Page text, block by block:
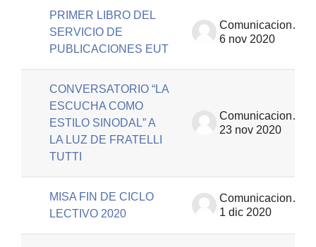
PRIMER LIBRO DEL
SERVICIO DE
PUBLICACIONES EUT
Comunicaciones | EUT
6 nov 2020
CONVERSATORIO “LA
ESCUCHA COMO
ESTILO SINODAL” A
LA LUZ DE FRATELLI
TUTTI
Comunicaciones | EUT
23 nov 2020
MISA FIN DE CICLO
LECTIVO 2020
Comunicaciones | EUT
1 dic 2020